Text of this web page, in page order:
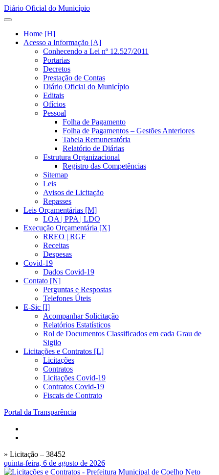
Diário Oficial do Município
Home [H]
Acesso a Informação [A]
Conhecendo a Lei nº 12.527/2011
Portarias
Decretos
Prestação de Contas
Diário Oficial do Município
Editais
Ofícios
Pessoal
Folha de Pagamento
Folha de Pagamentos – Gestões Anteriores
Tabela Remuneratória
Relatório de Diárias
Estrutura Organizacional
Registro das Competências
Sitemap
Leis
Avisos de Licitação
Repasses
Leis Orçamentárias [M]
LOA | PPA | LDO
Execução Orçamentária [X]
RREO | RGF
Receitas
Despesas
Covid-19
Dados Covid-19
Contato [N]
Perguntas e Respostas
Telefones Úteis
E-Sic [I]
Acompanhar Solicitação
Relatórios Estatísticos
Rol de Documentos Classificados em cada Grau de
Sigilo
Licitações e Contratos [L]
Licitações
Contratos
Licitações Covid-19
Contratos Covid-19
Fiscais de Contrato
Portal da Transparência
» Licitação – 38452
quinta-feira, 6 de agosto de 2026